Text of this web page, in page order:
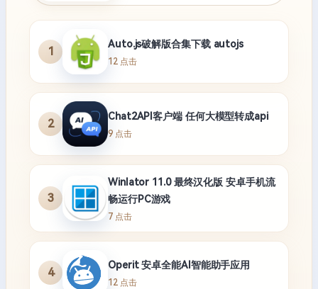
1
Auto.js破解版合集下载 autojs
12 点击
2
Chat2API客户端 任何大模型转成api
9 点击
3
Winlator 11.0 最终汉化版 安卓手机流
畅运行PC游戏
7 点击
4
Operit 安卓全能AI智能助手应用
12 点击